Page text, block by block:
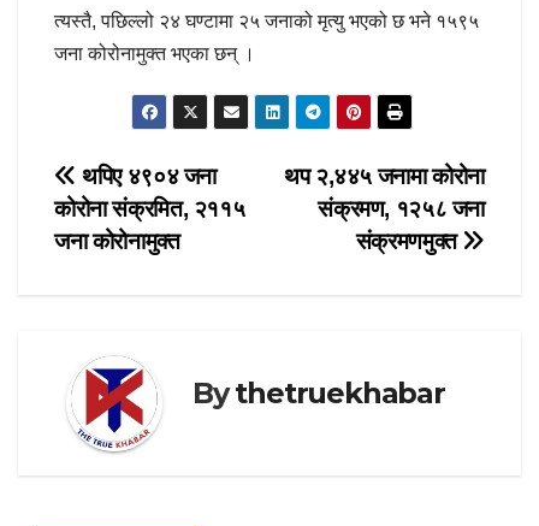
त्यस्तै, पछिल्लो २४ घण्टामा २५ जनाको मृत्यु भएको छ भने १५९५
जना कोरोनामुक्त भएका छन् ।
Post
navigation
थप २,४४५ जनामा कोरोना
संक्रमण, १२५८ जना
संक्रमणमुक्त
थपिए ४९०४ जना
कोरोना संक्रमित, २११५
जना कोरोनामुक्त
Bythetruekhabar